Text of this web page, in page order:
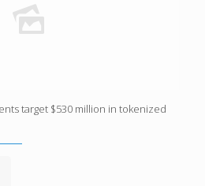
target $530 million in tokenized